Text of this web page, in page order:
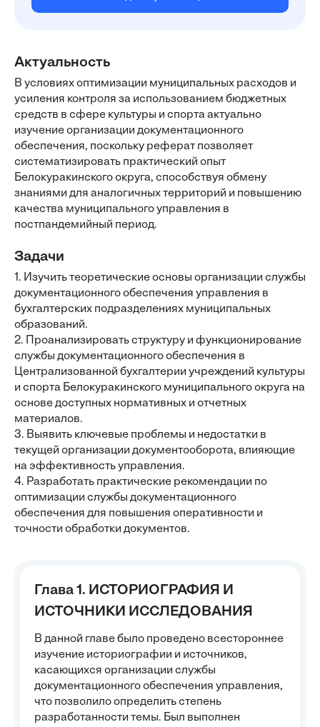
Актуальность
В условиях оптимизации муниципальных расходов и
усиления контроля за использованием бюджетных
средств в сфере культуры и спорта актуально
изучение организации документационного
обеспечения, поскольку реферат позволяет
систематизировать практический опыт
Белокуракинского округа, способствуя обмену
знаниями для аналогичных территорий и повышению
качества муниципального управления в
постпандемийный период.
Задачи
1. Изучить теоретические основы организации службы
документационного обеспечения управления в
бухгалтерских подразделениях муниципальных
образований.
2. Проанализировать структуру и функционирование
службы документационного обеспечения в
Централизованной бухгалтерии учреждений культуры
и спорта Белокуракинского муниципального округа на
основе доступных нормативных и отчетных
материалов.
3. Выявить ключевые проблемы и недостатки в
текущей организации документооборота, влияющие
на эффективность управления.
4. Разработать практические рекомендации по
оптимизации службы документационного
обеспечения для повышения оперативности и
точности обработки документов.
Глава 1. ИСТОРИОГРАФИЯ И
ИСТОЧНИКИ ИССЛЕДОВАНИЯ
В данной главе было проведено всестороннее
изучение историографии и источников,
касающихся организации службы
документационного обеспечения управления,
что позволило определить степень
разработанности темы. Был выполнен